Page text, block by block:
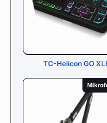
TC-Helicon GO